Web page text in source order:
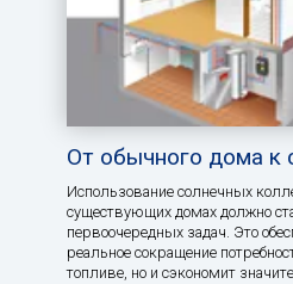
От обычного дома к
Использование солнечных
существующих домах должно
первоочередных задач. Это
реальное сокращение
топливе, но и сэкономит